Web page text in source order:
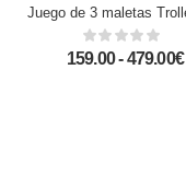
159.00 - 479.00€